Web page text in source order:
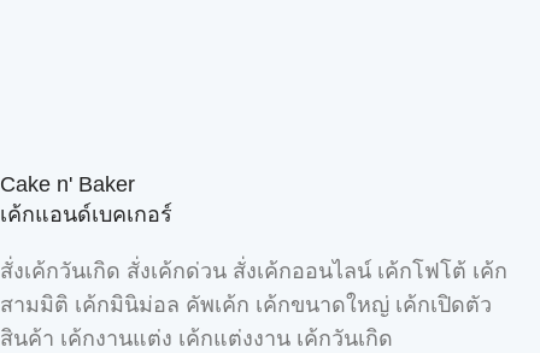
Cake n' Baker
เค้กแอนด์เบคเกอร์
สั่งเค้กวันเกิด สั่งเค้กด่วน สั่งเค้กออนไลน์ เค้กโฟโต้ เค้ก
สามมิติ เค้กมินิม่อล คัพเค้ก เค้กขนาดใหญ่ เค้กเปิดตัว
สินค้า เค้กงานแต่ง เค้กแต่งงาน เค้กวันเกิด